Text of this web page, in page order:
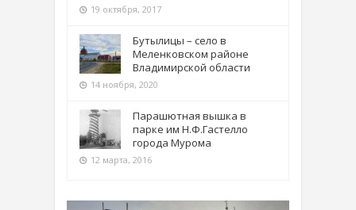
19 октября, 2017
Бутылицы – село в
Меленковском районе
Владимирской области
14 ноября, 2020
Парашютная вышка в
парке им Н.Ф.Гастелло
города Мурома
12 марта, 2016